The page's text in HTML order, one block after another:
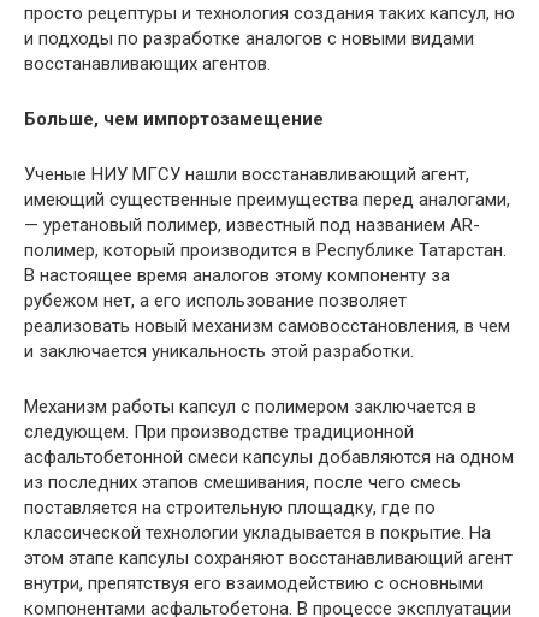
просто рецептуры и технология создания таких капсул, но
и подходы по разработке аналогов с новыми видами
восстанавливающих агентов.
Больше, чем импортозамещение
Ученые НИУ МГСУ нашли восстанавливающий агент,
имеющий существенные преимущества перед аналогами,
— уретановый полимер, известный под названием AR-
полимер, который производится в Республике Татарстан.
В настоящее время аналогов этому компоненту за
рубежом нет, а его использование позволяет
реализовать новый механизм самовосстановления, в чем
и заключается уникальность этой разработки.
Механизм работы капсул с полимером заключается в
следующем. При производстве традиционной
асфальтобетонной смеси капсулы добавляются на одном
из последних этапов смешивания, после чего смесь
поставляется на строительную площадку, где по
классической технологии укладывается в покрытие. На
этом этапе капсулы сохраняют восстанавливающий агент
внутри, препятствуя его взаимодействию с основными
компонентами асфальтобетона. В процессе эксплуатации